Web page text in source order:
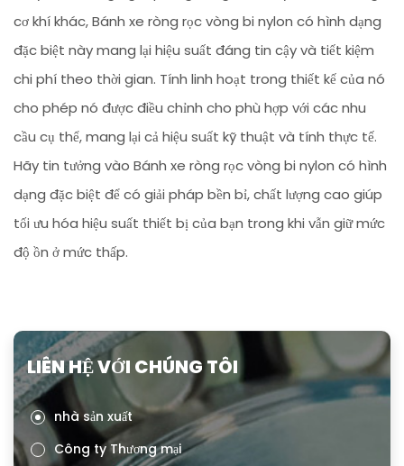
cơ khí khác, Bánh xe ròng rọc vòng bi nylon có hình dạng
đặc biệt này mang lại hiệu suất đáng tin cậy và tiết kiệm
chi phí theo thời gian. Tính linh hoạt trong thiết kế của nó
cho phép nó được điều chỉnh cho phù hợp với các nhu
cầu cụ thể, mang lại cả hiệu suất kỹ thuật và tính thực tế.
Hãy tin tưởng vào Bánh xe ròng rọc vòng bi nylon có hình
dạng đặc biệt để có giải pháp bền bỉ, chất lượng cao giúp
tối ưu hóa hiệu suất thiết bị của bạn trong khi vẫn giữ mức
độ ồn ở mức thấp.
LIÊN HỆ VỚI CHÚNG TÔI
nhà sản xuất
Công ty Thương mại